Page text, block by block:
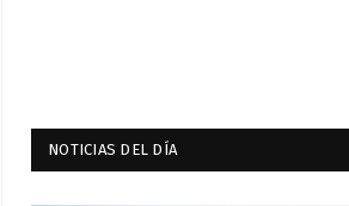
NOTICIAS DEL DÍA